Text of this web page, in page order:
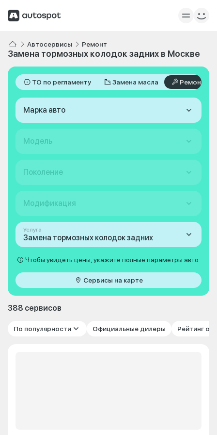
Автосервисы Ремонт
Замена тормозных колодок задних в Москве
ТО по регламенту Замена масла Ремонт
Марка авто
Модель
Поколение
Модификация
Услуга
Замена тормозных колодок задних
Чтобы увидеть цены, укажите полные параметры авто
Сервисы на карте
388 сервисов
По популярности Официальные дилеры Рейтинг